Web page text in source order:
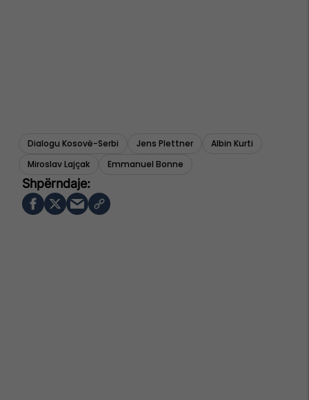
Dialogu Kosovë-Serbi Jens Plettner
Albin Kurti
Miroslav Lajçak
Emmanuel Bonne